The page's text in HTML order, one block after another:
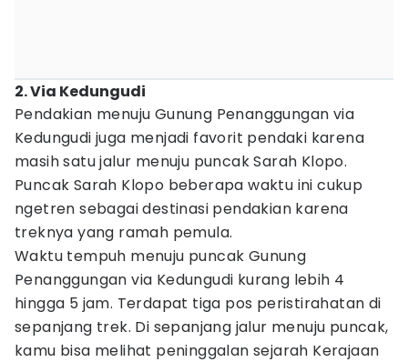
2. Via Kedungudi
Pendakian menuju Gunung Penanggungan via
Kedungudi juga menjadi favorit pendaki karena
masih satu jalur menuju puncak Sarah Klopo.
Puncak Sarah Klopo beberapa waktu ini cukup
ngetren sebagai destinasi pendakian karena
treknya yang ramah pemula.
Waktu tempuh menuju puncak Gunung
Penanggungan via Kedungudi kurang lebih 4
hingga 5 jam. Terdapat tiga pos peristirahatan di
sepanjang trek. Di sepanjang jalur menuju puncak,
kamu bisa melihat peninggalan sejarah Kerajaan